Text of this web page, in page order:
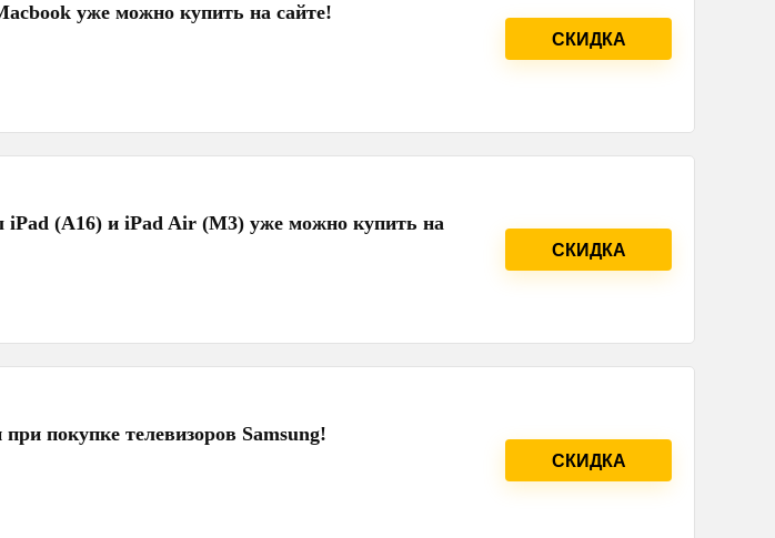
уже можно купить на сайте!
СКИДКА
(A16) и iPad Air (M3) уже можно купить на
СКИДКА
покупке телевизоров Samsung!
СКИДКА